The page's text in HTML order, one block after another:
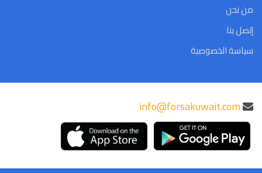
من نحن
إتصل بنا
سياسة الخصوصية
info@forsakuwait.com